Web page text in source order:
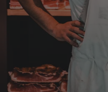
Elfi
Verifizierter
Man gibt sich
Wünsche zu
Anonym